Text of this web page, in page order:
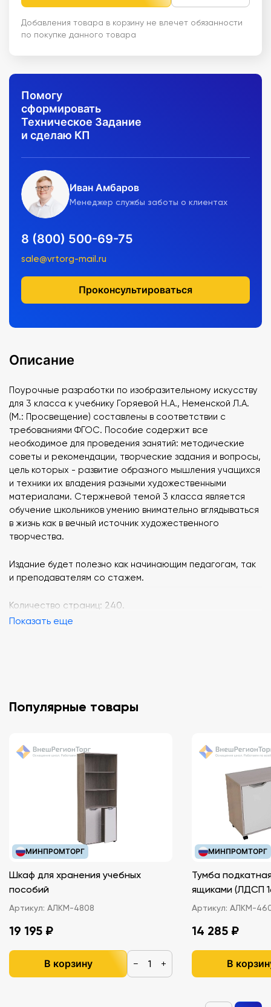
Добавления товара в корзину не влечет обязанности
по покупке данного товара
Помогу
сформировать
Техническое Задание
и сделаю КП
Иван Амбаров
Менеджер службы заботы о клиентах
8 (800) 500-69-75
sale@vrtorg-mail.ru
Проконсультироваться
Описание
Поурочные разработки по изобразительному искусству
для 3 класса к учебнику Горяевой Н.А., Неменской Л.А.
(М.: Просвещение) составлены в соответствии с
требованиями ФГОС. Пособие содержит все
необходимое для проведения занятий: методические
советы и рекомендации, творческие задания и вопросы,
цель которых - развитие образного мышления учащихся
и техники их владения разными художественными
материалами. Стержневой темой 3 класса является
обучение школьников умению внимательно вглядываться
в жизнь как в вечный источник художественного
творчества.
Издание будет полезно как начинающим педагогам, так
и преподавателям со стажем.
Количество страниц: 240.
Показать еще
Популярные товары
МИНПРОМТОРГ
Шкаф для хранения учебных
пособий
Артикул: АЛКМ-4808
19 195 ₽
В корзину − +
МИНПРОМТОРГ
Тумба
ящиками
Артикул: АЛКМ-
14 285 ₽
В